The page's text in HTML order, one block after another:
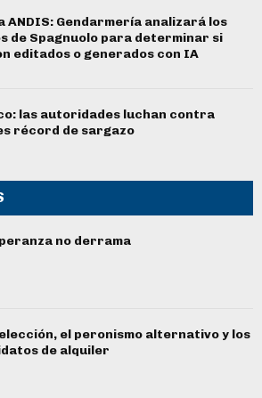
ANDIS: Gendarmería analizará los
de Spagnuolo para determinar si
editados o generados con IA
las autoridades luchan contra
récord de sargazo
no derrama
el peronismo alternativo y los
de alquiler